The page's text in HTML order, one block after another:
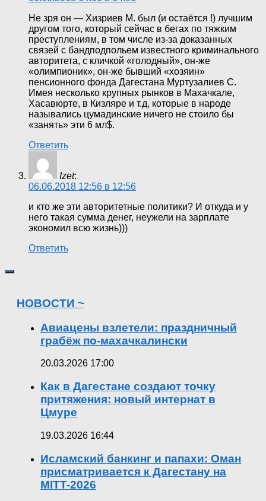
Не зря он — Хизриев М. был (и остаётся !) лучшим
другом того, который сейчас в бегах по тяжким
преступлениям, в том числе из-за доказанных
связей с бандподпольем известного криминального
авторитета, с кличкой «голодный», он-же
«олимпионик», он-же бывший «хозяин»
пенсионного фонда Дагестана Муртузалиев С.
Имея несколько крупных рынков в Махачкале,
Хасавюрте, в Кизляре и т.д, которые в народе
назывались цумадинские ничего не стоило бы
«занять» эти 6 мл$.
Ответить
Izet:
06.06.2018 12:56 в 12:56
и кто же эти авторитетные политики? И откуда и у
него такая сумма денег, неужели на зарплате
экономил всю жизнь)))
Ответить
НОВОСТИ ~
Авиацены взлетели: праздничный
грабёж по-махачкалински
20.03.2026 17:00
Как в Дагестане создают точку
притяжения: новый интернат в
Цмуре
19.03.2026 16:44
Исламский банкинг и папахи: Оман
присматривается к Дагестану на
MITT-2026